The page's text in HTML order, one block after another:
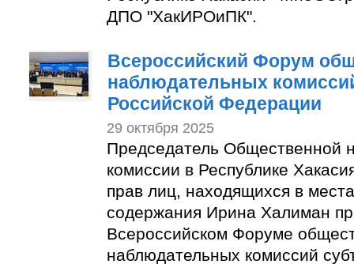
ДПО "ХакИРОиПК".
Всероссийский Форум
наблюдательных
Российской Федерации
29 октября 2025
Председатель Общественной
комиссии в Республике
прав лиц, находящихся в
содержания Ирина Халиман
Всероссийском Форуме
наблюдательных комиссий